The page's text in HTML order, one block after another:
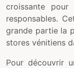
croissante pour
responsables.
grande partie la
stores vénitiens
Pour découvrir